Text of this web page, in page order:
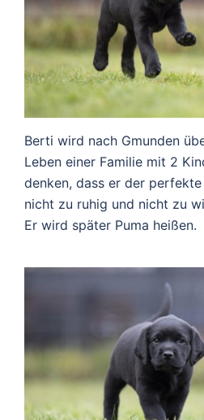
Berti wird nach Gmunden
Leben einer Familie mit 2
denken, dass er der
nicht zu ruhig und nicht zu
Er wird später Puma heißen.